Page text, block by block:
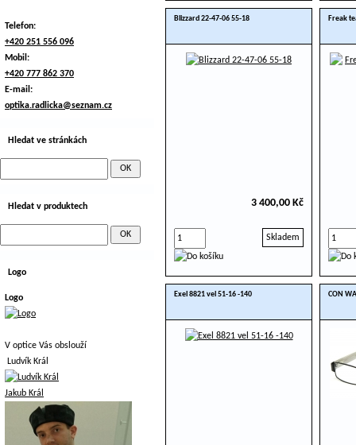
Blizzard 22-47-06 55-18
3 400,00 Kč
Skladem
Freak
Exel 8821 vel 51-16 -140 CON
Telefon:
+420 251 556 096
Mobil:
+420 777 862 370
E-mail:
optika.radlicka@seznam.cz
Hledat ve stránkách
Hledat v produktech
Logo
Logo
V optice Vás obslouží
Ludvík Král
Jakub Král